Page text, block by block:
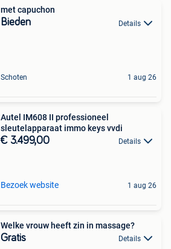
met capuchon
Bieden Details
Schoten 1 aug 26
Autel IM608 II professioneel
sleutelapparaat immo keys vvdi
€ 3.499,00 Details
Bezoek website 1 aug 26
Welke vrouw heeft zin in massage?
Gratis Details